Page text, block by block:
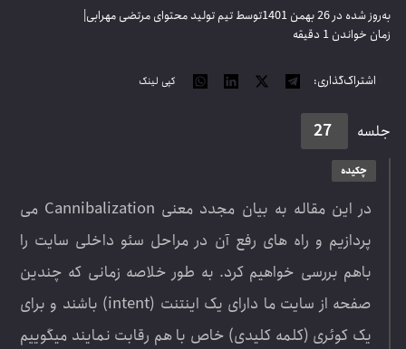
شده در 26 بهمن 1401 توسط تیم تولید محتوای مرتضی مهرابی|
خواندن 1 دقیقه
اشتراک‌گذاری: کپی لینک
چکیده
در این مقاله به بیان مجدد معنی Cannibalization می
پردازیم و راه های رفع آن در مراحل سئو داخلی سایت را
باهم بررسی خواهیم کرد. به طور خلاصه زمانی که چندین
صفحه از سایت ما دارای یک اینتنت (intent) باشند و برای
یک کوئری (کلمه کلیدی) خاص با هم رقابت نمایند میگوییم